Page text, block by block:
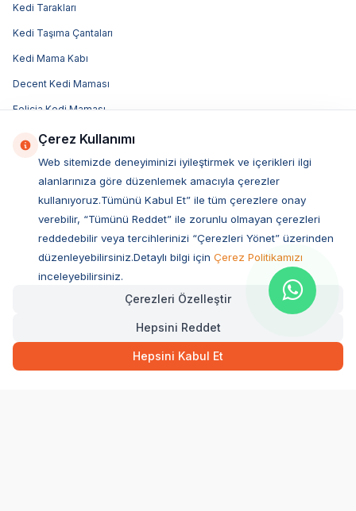
Kedi Tarakları
Kedi Taşıma Çantaları
Kedi Mama Kabı
Decent Kedi Maması
Felicia Kedi Maması
Sanabelle Kedi Maması
Advance Kedi Maması
Obivan Kedi Maması
Acana Kedi Maması
Hill's Kedi Maması
N&D Kedi Maması
Çerez Kullanımı
Web sitemizde deneyiminizi iyileştirmek ve içerikleri ilgi
alanlarınıza göre düzenlemek amacıyla çerezler
kullanıyoruz.Tümünü Kabul Et” ile tüm çerezlere onay
verebilir, “Tümünü Reddet” ile zorunlu olmayan çerezleri
reddedebilir veya tercihlerinizi “Çerezleri Yönet” üzerinden
düzenleyebilirsiniz.Detaylı bilgi için Çerez Politikamızı
inceleyebilirsiniz.
Çerezleri Özelleştir
Hepsini Reddet
Hepsini Kabul Et